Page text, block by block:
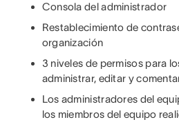
Consola del administrador
Restablecimiento de
organización
3 niveles de permisos para
administrar, editar y
Los administradores del
los miembros del equipo